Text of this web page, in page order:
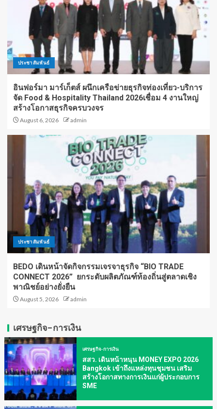
ประชาสัมพันธ์
อินฟอร์มา มาร์เก็ตส์ ผนึกเครือข่ายธุรกิจท่องเที่ยว-บริการ
จัด Food & Hospitality Thailand 2026เชื่อม 4 งานใหญ่
สร้างโอกาสธุรกิจครบวงจร
August 6, 2026 admin
ประชาสัมพันธ์
BEDO เดินหน้าจัดกิจกรรมเจรจาธุรกิจ “BIO TRADE
CONNECT 2026” ยกระดับผลิตภัณฑ์ท้องถิ่นสู่ตลาดเชิง
พาณิชย์อย่างยั่งยืน
August 5, 2026 admin
เศรษฐกิจ-การเงิน
เศรษฐกิจ-การเงิน
สสว. เดินหน้าหนุน MONEY EXPO 2026
Bangkok เข้าถึงแหล่งทุนชุมชน เสริม
สร้างโอกาสทางการเงินแก่ผู้ประกอบการ
SME